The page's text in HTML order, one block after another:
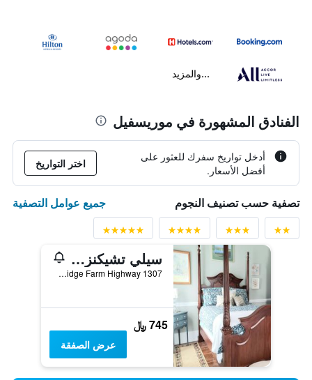
...والمزيد
الفنادق المشهورة في موريسفيل
أدخل تواريخ سفرك للعثور على
أفضل الأسعار.
اختر التواريخ
تصفية حسب تصنيف النجوم جميع عوامل التصفية
سيلي تشيكنز لودج بد آند بريكفاست
1307 Oak Ridge Farm Highway, موريسفيل, NC, الولايات المتحدة الأميريكية
745 ﷼
عرض الصفقة